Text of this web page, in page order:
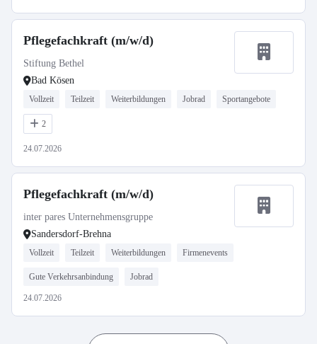
Pflegefachkraft (m/w/d)
Stiftung Bethel
Bad Kösen
Vollzeit Teilzeit Weiterbildungen Jobrad Sportangebote
2
24.07.2026
Pflegefachkraft (m/w/d)
inter pares Unternehmensgruppe
Sandersdorf-Brehna
Vollzeit Teilzeit Weiterbildungen Firmenevents
Gute Verkehrsanbindung Jobrad
24.07.2026